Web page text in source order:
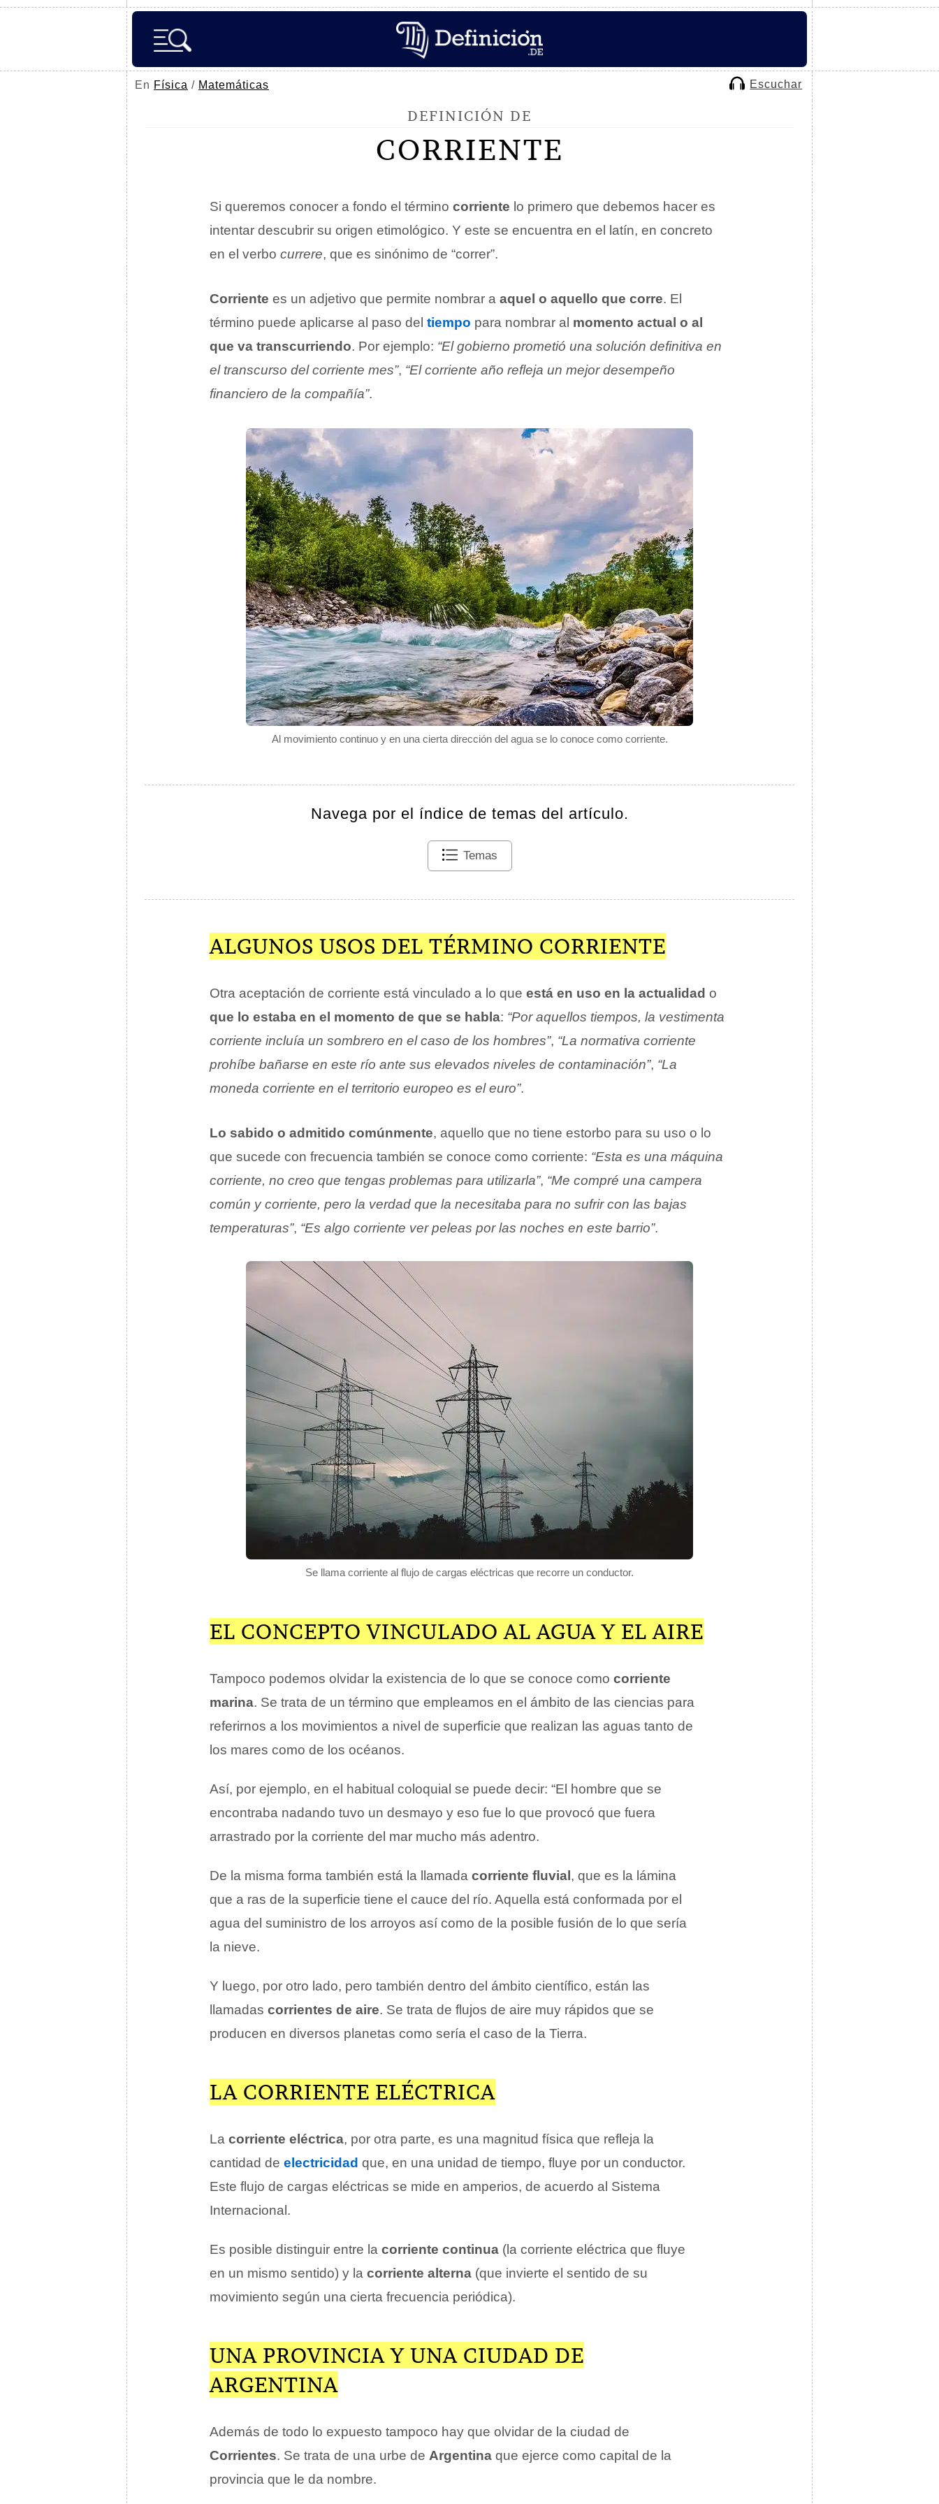
En Física / Matemáticas Escuchar
DEFINICIÓN DE
CORRIENTE
Al movimiento continuo y en una cierta dirección del agua se lo conoce como corriente.
Si queremos conocer a fondo el término corriente lo primero que debemos hacer es
intentar descubrir su origen etimológico. Y este se encuentra en el latín, en concreto
en el verbo currere, que es sinónimo de “correr”.
Corriente es un adjetivo que permite nombrar a aquel o aquello que corre. El
término puede aplicarse al paso del tiempo para nombrar al momento actual o al
que va transcurriendo. Por ejemplo: “El gobierno prometió una solución definitiva en
el transcurso del corriente mes”, “El corriente año refleja un mejor desempeño
financiero de la compañía”.
Navega por el índice de temas del artículo.
Temas
ALGUNOS USOS DEL TÉRMINO CORRIENTE
Otra aceptación de corriente está vinculado a lo que está en uso en la actualidad o
que lo estaba en el momento de que se habla: “Por aquellos tiempos, la vestimenta
corriente incluía un sombrero en el caso de los hombres”, “La normativa corriente
prohíbe bañarse en este río ante sus elevados niveles de contaminación”, “La
moneda corriente en el territorio europeo es el euro”.
Lo sabido o admitido comúnmente, aquello que no tiene estorbo para su uso o lo
que sucede con frecuencia también se conoce como corriente: “Esta es una máquina
corriente, no creo que tengas problemas para utilizarla”, “Me compré una campera
común y corriente, pero la verdad que la necesitaba para no sufrir con las bajas
temperaturas”, “Es algo corriente ver peleas por las noches en este barrio”.
Se llama corriente al flujo de cargas eléctricas que recorre un conductor.
EL CONCEPTO VINCULADO AL AGUA Y EL AIRE
Tampoco podemos olvidar la existencia de lo que se conoce como corriente
marina. Se trata de un término que empleamos en el ámbito de las ciencias para
referirnos a los movimientos a nivel de superficie que realizan las aguas tanto de
los mares como de los océanos.
Así, por ejemplo, en el habitual coloquial se puede decir: “El hombre que se
encontraba nadando tuvo un desmayo y eso fue lo que provocó que fuera
arrastrado por la corriente del mar mucho más adentro.
De la misma forma también está la llamada corriente fluvial , que es la lámina
que a ras de la superficie tiene el cauce del río. Aquella está conformada por el
agua del suministro de los arroyos así como de la posible fusión de lo que sería
la nieve.
Y luego, por otro lado, pero también dentro del ámbito científico, están las
llamadas corrientes de aire. Se trata de flujos de aire muy rápidos que se
producen en diversos planetas como sería el caso de la Tierra.
LA CORRIENTE ELÉCTRICA
La corriente eléctrica, por otra parte, es una magnitud física que refleja la
cantidad de electricidad que, en una unidad de tiempo, fluye por un conductor.
Este flujo de cargas eléctricas se mide en amperios, de acuerdo al Sistema
Internacional.
Es posible distinguir entre la corriente continua (la corriente eléctrica que fluye
en un mismo sentido) y la corriente alterna (que invierte el sentido de su
movimiento según una cierta frecuencia periódica).
UNA PROVINCIA Y UNA CIUDAD DE
ARGENTINA
Además de todo lo expuesto tampoco hay que olvidar de la ciudad de
Corrientes. Se trata de una urbe de Argentina que ejerce como capital de la
provincia que le da nombre.